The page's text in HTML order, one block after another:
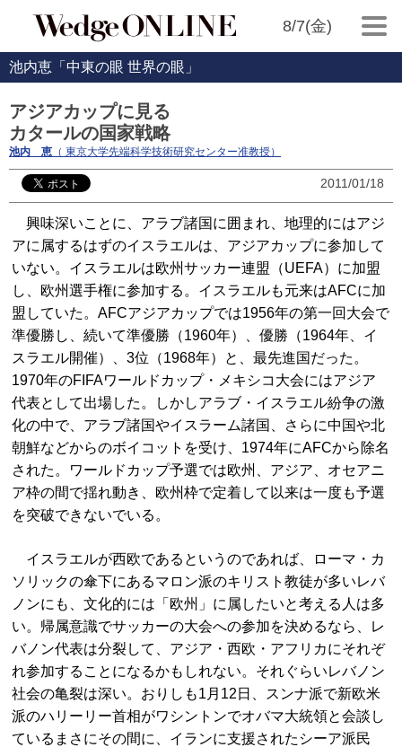
8/7(金)
池内恵「中東の眼 世界の眼」
アジアカップに見る
カタールの国家戦略
池内 恵 （ 東京大学先端科学技術研究センター准教授）
2011/01/18
興味深いことに、アラブ諸国に囲まれ、地理的にはアジ
アに属するはずのイスラエルは、アジアカップに参加して
いない。イスラエルは欧州サッカー連盟（UEFA）に加盟
し、欧州選手権に参加する。イスラエルも元来はAFCに加
盟していた。AFCアジアカップでは1956年の第一回大会で
準優勝し、続いて準優勝（1960年）、優勝（1964年、イ
スラエル開催）、3位（1968年）と、最先進国だった。
1970年のFIFAワールドカップ・メキシコ大会にはアジア
代表として出場した。しかしアラブ・イスラエル紛争の激
化の中で、アラブ諸国やイスラーム諸国、さらに中国や北
朝鮮などからのボイコットを受け、1974年にAFCから除名
された。ワールドカップ予選では欧州、アジア、オセアニ
ア枠の間で揺れ動き、欧州枠で定着して以来は一度も予選
を突破できないでいる。
イスラエルが西欧であるというのであれば、ローマ・カ
ソリックの傘下にあるマロン派のキリスト教徒が多いレバ
ノンにも、文化的には「欧州」に属したいと考える人は多
い。帰属意識でサッカーの大会への参加を決めるなら、レ
バノン代表は分裂して、アジア・西欧・アフリカにそれぞ
れ参加することになるかもしれない。それぐらいレバノン
社会の亀裂は深い。おりしも1月12日、スンナ派で新欧米
派のハリーリー首相がワシントンでオバマ大統領と会談し
ているまさにその間に、イランに支援されたシーア派民